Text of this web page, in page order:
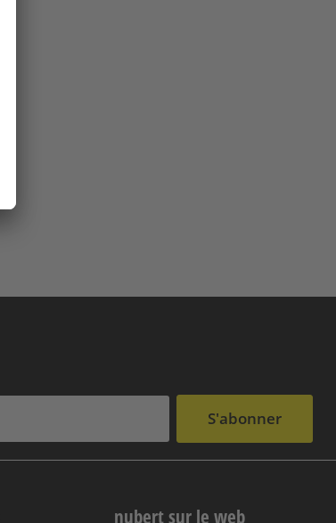
S'abonner
nubert sur le web